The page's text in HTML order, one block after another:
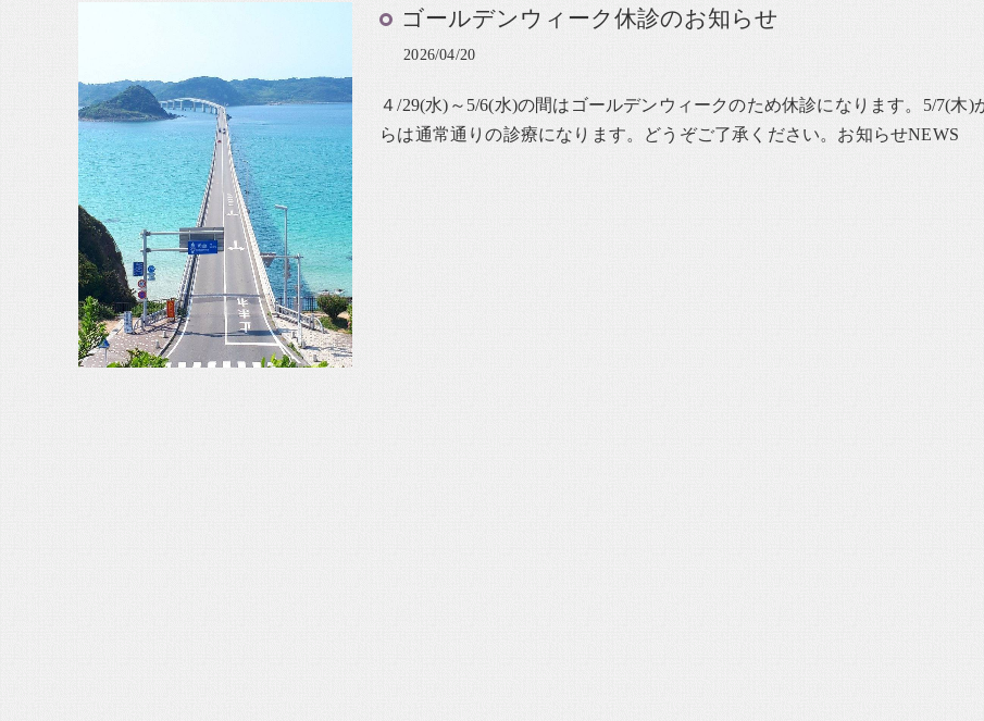
ゴールデンウィーク休診のお知らせ
2026/04/20
４/29(水)～5/6(水)の間はゴールデンウィークのため休診になります。5/7(木)
らは通常通りの診療になります。どうぞご了承ください。お知らせNEWS